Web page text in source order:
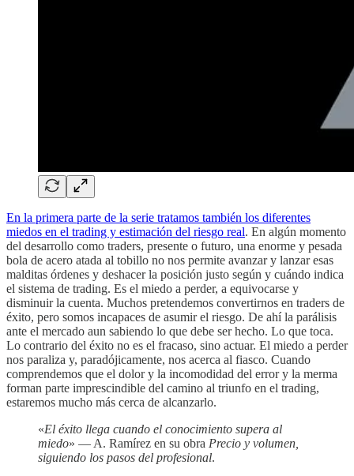
En la primera parte de la serie tratamos también los diferentes
miedos en el trading y estimación del riesgo real. En algún momento
del desarrollo como traders, presente o futuro, una enorme y pesada
bola de acero atada al tobillo no nos permite avanzar y lanzar esas
malditas órdenes y deshacer la posición justo según y cuándo indica
el sistema de trading. Es el miedo a perder, a equivocarse y
disminuir la cuenta. Muchos pretendemos convertirnos en traders de
éxito, pero somos incapaces de asumir el riesgo. De ahí la parálisis
ante el mercado aun sabiendo lo que debe ser hecho. Lo que toca.
Lo contrario del éxito no es el fracaso, sino actuar. El miedo a perder
nos paraliza y, paradójicamente, nos acerca al fiasco. Cuando
comprendemos que el dolor y la incomodidad del error y la merma
forman parte imprescindible del camino al triunfo en el trading,
estaremos mucho más cerca de alcanzarlo.
«El éxito llega cuando el conocimiento supera al
miedo» — A. Ramírez en su obra Precio y volumen,
siguiendo los pasos del profesional.